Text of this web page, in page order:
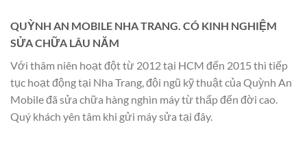
QUỲNH AN MOBILE NHA TRANG. CÓ KINH NGHIỆM
SỬA CHỮA LÂU NĂM
Với thâm niên hoạt đột từ 2012 tại HCM đến 2015 thì tiếp
tục hoạt động tại Nha Trang, đội ngũ kỹ thuật của Quỳnh An
Mobile đã sửa chữa hàng nghìn máy từ thấp đến đời cao.
Quý khách yên tâm khi gửi máy sửa tại đây.